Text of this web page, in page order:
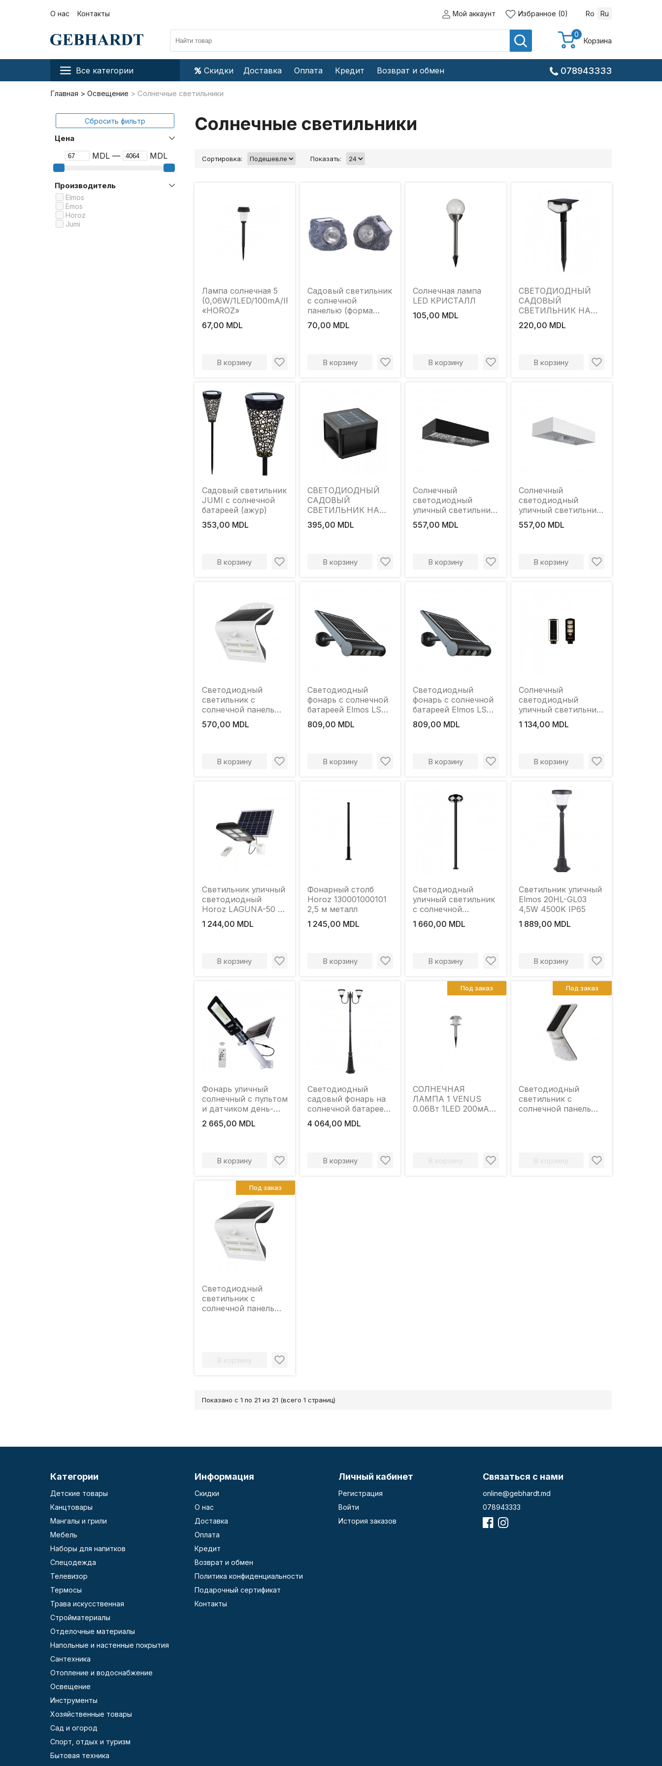
О нас Контакты Мой аккаунт Избранное (0) Ro Ru
0
Корзина
Все категории Скидки Доставка Оплата Кредит Возврат и обмен 078943333
Главная Освещение Солнечные светильники
Сбросить фильтр
Цена
MDL — MDL
Производитель
Elmos
Emos
Horoz
Jumi
Солнечные светильники
Сортировка: Показать:
Лампа солнечная 5
(0,06W/1LED/100mA/IP44)
«HOROZ»
67,00 MDL
В корзину
Садовый светильник
с солнечной
панелью (форма
камня)
70,00 MDL
В корзину
Солнечная лампа
LED КРИСТАЛЛ
105,00 MDL
В корзину
СВЕТОДИОДНЫЙ
САДОВЫЙ
СВЕТИЛЬНИК НА
СОЛНЕЧНОЙ
ПАНЕЛИ SOLUX-S
220,00 MDL
В корзину
Садовый светильник
JUMI с солнечной
батареей (ажур)
353,00 MDL
В корзину
СВЕТОДИОДНЫЙ
САДОВЫЙ
СВЕТИЛЬНИК НА
СОЛНЕЧНЫХ
БАТАРЕЙКАХ
395,00 MDL
В корзину
Солнечный
светодиодный
уличный светильник
Elmos LD-SWL-6W 6
Вт 4200 К 800 лм
557,00 MDL
В корзину
Солнечный
светодиодный
уличный светильник
Elmos LD-SWL-6W 6
Вт 4200 К 800 лм
557,00 MDL
В корзину
Cветодиодный
светильник с
солнечной панелью
+ датчик движения
Elmos LSD-SWL 3.2
570,00 MDL
В корзину
Светодиодный
фонарь с солнечной
батареей Elmos LSD-
SSL-8W 8 Вт 4000 K
850 лм IP65
809,00 MDL
В корзину
Светодиодный
фонарь с солнечной
батареей Elmos LSD-
SSL-8W 8 Вт 4200 K
950 лм IP65
809,00 MDL
В корзину
Солнечный
светодиодный
уличный светильник
90 Вт 6500K EMS
1 134,00 MDL
В корзину
Светильник уличный
светодиодный
Horoz LAGUNA-50 50
Вт 6400 K IP65 950
лм с солнечной
1 244,00 MDL
В корзину
Фонарный столб
Horoz 130001000101
2,5 м металл
1 245,00 MDL
В корзину
Светодиодный
уличный светильник
с солнечной
панелью COMBAT
200W 6400К IP65
1 660,00 MDL
В корзину
Светильник уличный
Elmos 20HL-GL03
4,5W 4500K IP65
1 889,00 MDL
В корзину
Фонарь уличный
солнечный с пультом
и датчиком день-
ночь 200W
2 665,00 MDL
В корзину
Светодиодный
садовый фонарь на
солнечной батарее
Elmos 20HL-GL06 9
Вт 800 x 230 x 2600
4 064,00 MDL
В корзину
СОЛНЕЧНАЯ
ЛАМПА 1 VENUS
0.06Вт 1LED 200мА
В корзину
Под заказ
Cветодиодный
светильник с
солнечной панелью
В корзину
Под заказ
Cветодиодный
светильник с
солнечной панелью
В корзину
Под заказ
Показано с 1 по 21 из 21 (всего 1 страниц)
Категории
Детские товары
Канцтовары
Мангалы и грили
Мебель
Наборы для напитков
Спецодежда
Телевизор
Термосы
Трава искусственная
Стройматериалы
Отделочные материалы
Напольные и настенные покрытия
Сантехника
Отопление и водоснабжение
Освещение
Инструменты
Хозяйственные товары
Сад и огород
Спорт, отдых и туризм
Бытовая техника
Информация
Скидки
О нас
Доставка
Оплата
Кредит
Возврат и обмен
Политика конфиденциальности
Подарочный сертификат
Контакты
Личный кабинет
Регистрация
Войти
История заказов
Связаться с нами
online@gebhardt.md
078943333